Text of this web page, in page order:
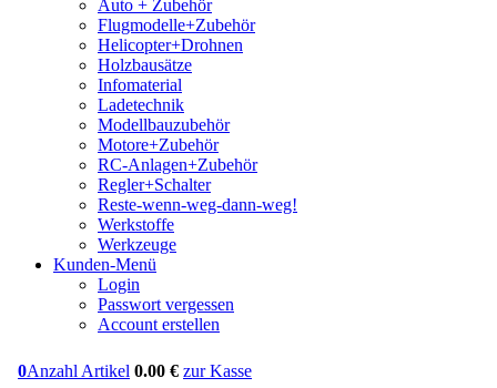
Auto + Zubehör
Flugmodelle+Zubehör
Helicopter+Drohnen
Holzbausätze
Infomaterial
Ladetechnik
Modellbauzubehör
Motore+Zubehör
RC-Anlagen+Zubehör
Regler+Schalter
Reste-wenn-weg-dann-weg!
Werkstoffe
Werkzeuge
Kunden-Menü
Login
Passwort vergessen
Account erstellen
0Anzahl Artikel 0.00 € zur Kasse